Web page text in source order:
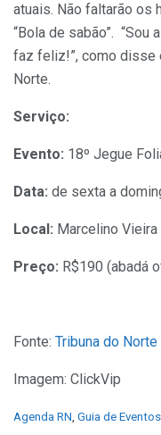
atuais. Não faltarão os
“Bola de sabão”. “Sou
faz feliz!”, como disse
Norte.
Serviço:
Evento: 18º Jegue
Data: de sexta a
Local: Marcelino
Preço: R$190 (abadá
Fonte: Tribuna do Norte
Imagem: ClickVip
C
Agenda RN, Guia de Eventos